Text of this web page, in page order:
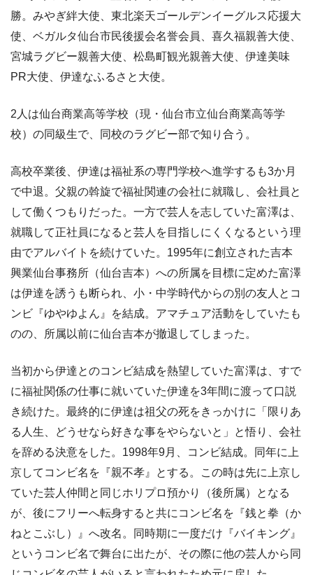
勝。みやぎ絆大使、東北楽天ゴールデンイーグルス応援大
使、ベガルタ仙台市民後援会名誉会員、喜久福親善大使、
宮城ラグビー親善大使、松島町観光親善大使、伊達美味
PR大使、伊達なふるさと大使。
2人は仙台商業高等学校（現・仙台市立仙台商業高等学
校）の同級生で、同校のラグビー部で知り合う。
高校卒業後、伊達は福祉系の専門学校へ進学するも3か月
で中退。父親の斡旋で福祉関連の会社に就職し、会社員と
して働くつもりだった。一方で芸人を志していた富澤は、
就職して正社員になると芸人を目指しにくくなるという理
由でアルバイトを続けていた。1995年に創立された吉本
興業仙台事務所（仙台吉本）への所属を目標に定めた富澤
は伊達を誘うも断られ、小・中学時代からの別の友人とコ
ンビ『ゆやゆよん』を結成。アマチュア活動をしていたも
のの、所属以前に仙台吉本が撤退してしまった。
当初から伊達とのコンビ結成を熱望していた富澤は、すで
に福祉関係の仕事に就いていた伊達を3年間に渡って口説
き続けた。最終的に伊達は祖父の死をきっかけに「限りあ
る人生、どうせなら好きな事をやらないと」と悟り、会社
を辞める決意をした。1998年9月、コンビ結成。同年に上
京してコンビ名を『親不孝』とする。この時は先に上京し
ていた芸人仲間と同じホリプロ預かり（後所属）となる
が、後にフリーへ転身すると共にコンビ名を『銭と拳（か
ねとこぶし）』へ改名。同時期に一度だけ『バイキング』
というコンビ名で舞台に出たが、その際に他の芸人から同